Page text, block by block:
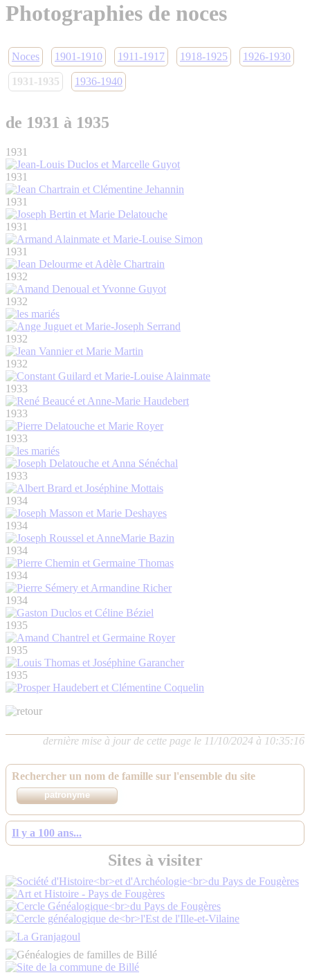
Photographies de noces
Noces 1901-1910 1911-1917 1918-1925 1926-1930
1931-1935 1936-1940
de 1931 à 1935
1931
1931
1931
1931
1931
1932
1932
1932
1932
1933
1933
1933
1933
1934
1934
1934
1934
1934
1935
1935
1935
dernière mise à jour de cette page le 11/10/2024 à 10:35:16
Rechercher un nom de famille sur l'ensemble du site
Il y a 100 ans...
Sites à visiter